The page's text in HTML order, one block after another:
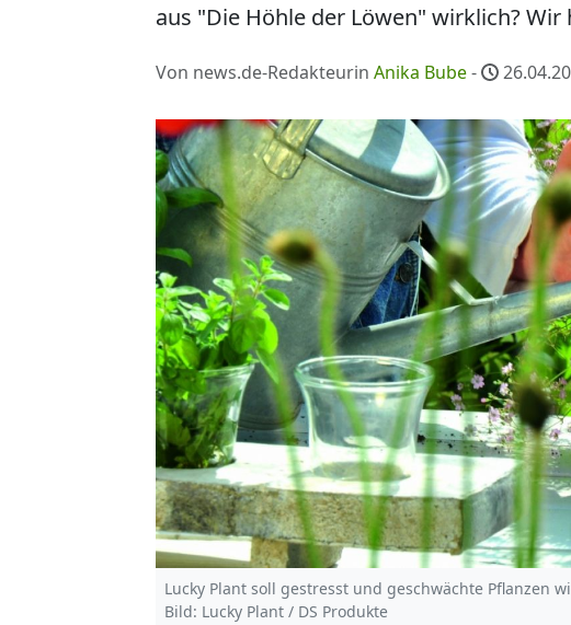
aus "Die Höhle der Löwen" wirklich?
Von news.de-Redakteurin Anika Bube-
Lucky Plant soll gestresst und geschwächte Pflanzen
Bild: Lucky Plant / DS Produkte